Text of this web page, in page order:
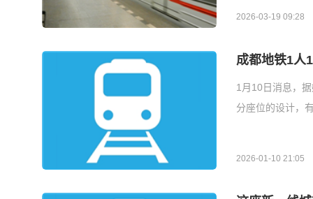
2026-03-19 09:28
成都地铁1人
1月10日消息，
分座位的设计，
2026-01-10 21:05